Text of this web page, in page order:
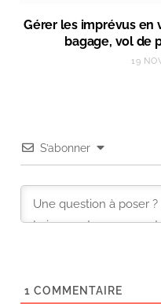
Gérer les imprévus en
bagage, vol de
19
S’abonner
1 COMMENTAIRE